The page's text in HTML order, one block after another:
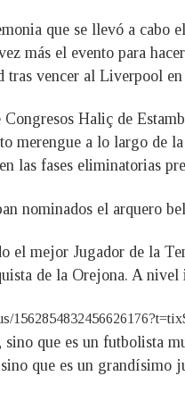
que se llevó a cabo
más el evento para
tras vencer al Liverpool en
Congresos Haliç de
merengue a lo largo de
las fases eliminatorias
nominados el arquero
el mejor Jugador de la
de la Orejona. A
sino que es un futbolista
que es un